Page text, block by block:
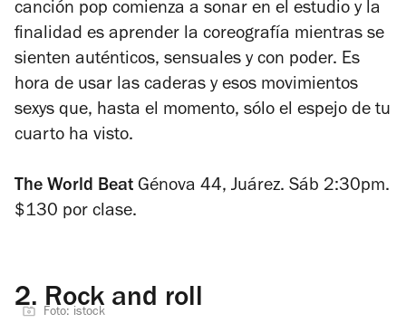
canción pop comienza a sonar en el estudio y la
finalidad es aprender la coreografía mientras se
sienten auténticos, sensuales y con poder. Es
hora de usar las caderas y esos movimientos
sexys que, hasta el momento, sólo el espejo de tu
cuarto ha visto.
The World Beat Génova 44, Juárez. Sáb 2:30pm.
$130 por clase.
2. Rock and roll
Foto: istock